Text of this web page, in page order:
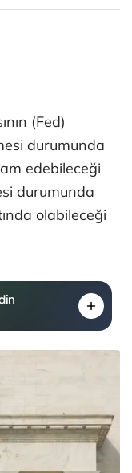
(Fed)
durumunda
edebileceği
durumunda
olabileceği